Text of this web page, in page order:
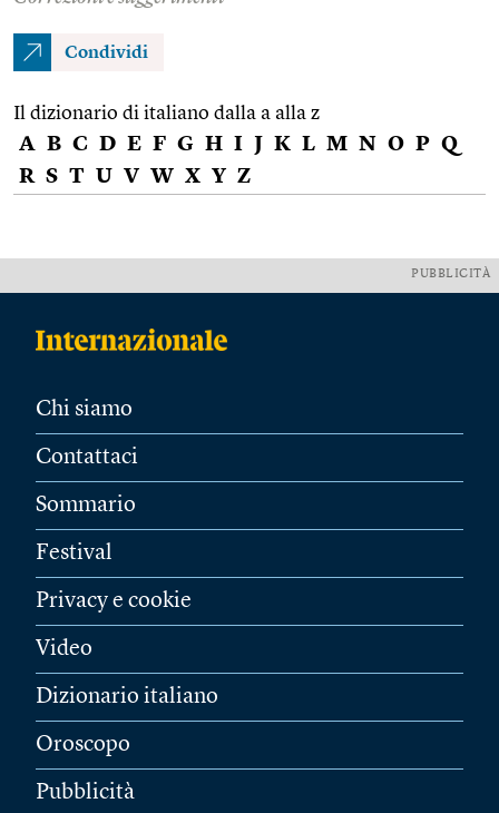
Condividi
Il dizionario di italiano dalla a alla z
A B C D E F G H I J K L M N O P Q
R S T U V W X Y Z
PUBBLICITÀ
Chi siamo
Contattaci
Sommario
Festival
Privacy e cookie
Video
Dizionario italiano
Oroscopo
Pubblicità